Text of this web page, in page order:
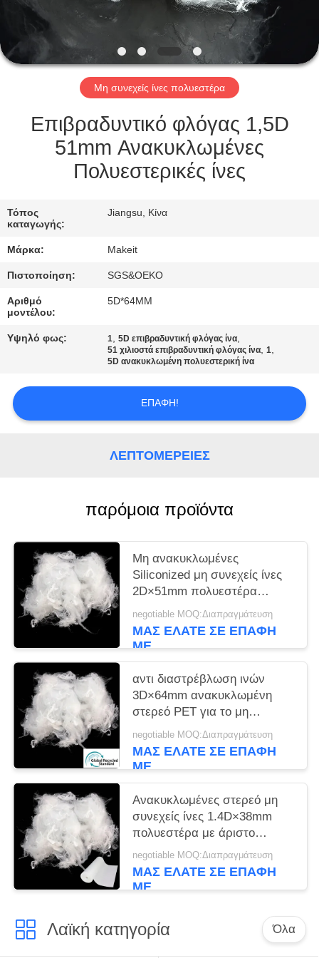
ΈΛΕΓΧΟΣ
ΜΑΣ
ΕΛΆΤΕ
ΕΠΑΦΉ
ΠΕΡΙΠΤΏΣΕΙΣ
ΖΗΤΉΣΤΕ
ΈΝΑ
PRIVACY
Μη συνεχείς ίνες πολυεστέρα
Επιβραδυντικό φλόγας 1,5D
51mm Ανακυκλωμένες
Πολυεστερικές ίνες
Τόπος
καταγωγής:
Jiangsu, Κίνα
Μάρκα: Makeit
Πιστοποίηση: SGS&OEKO
Αριθμό
μοντέλου:
5D*64MM
Υψηλό φως: 1,5D επιβραδυντική φλόγας ίνα,
51 χιλιοστά επιβραδυντική φλόγας ίνα,1,
5D ανακυκλωμένη πολυεστερική ίνα
ΕΠΑΦΉ!
ΛΕΠΤΟΜΈΡΕΙΕΣ
παρόμοια προϊόντα
Μη ανακυκλωμένες
Siliconized μη συνεχείς ίνες
2D×51mm πολυεστέρα
άσπρο χρώμα
negotiable MOQ:Διαπραγμάτευση
ΜΑΣ ΕΛΆΤΕ ΣΕ ΕΠΑΦΉ
ΜΕ
αντι διαστρέβλωση ινών
3D×64mm ανακυκλωμένη
στερεό PET για το μη
υφαμένο ύφασμα
negotiable MOQ:Διαπραγμάτευση
ΜΑΣ ΕΛΆΤΕ ΣΕ ΕΠΑΦΉ
ΜΕ
Ανακυκλωμένες στερεό μη
συνεχείς ίνες 1.4D×38mm
πολυεστέρα με άριστο
Workability
negotiable MOQ:Διαπραγμάτευση
ΜΑΣ ΕΛΆΤΕ ΣΕ ΕΠΑΦΉ
ΜΕ
Λαϊκή κατηγορία Όλα